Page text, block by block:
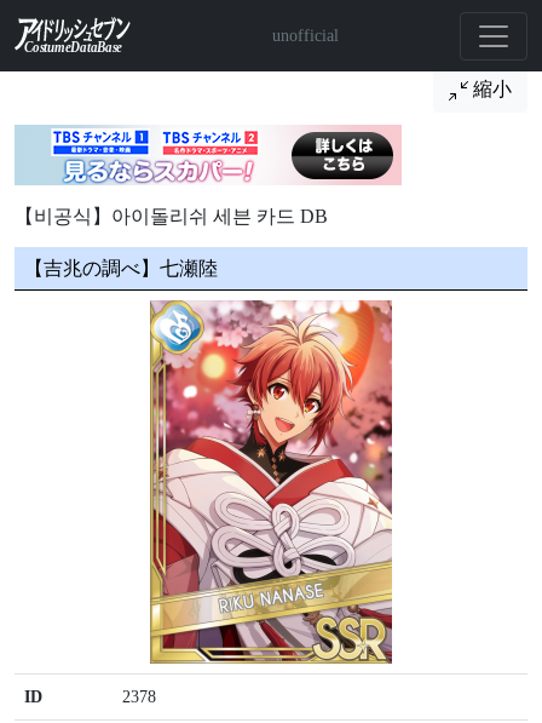
unofficial
縮小
【비공식】아이돌리쉬 세븐 카드 DB
【吉兆の調べ】七瀬陸
ID 2378